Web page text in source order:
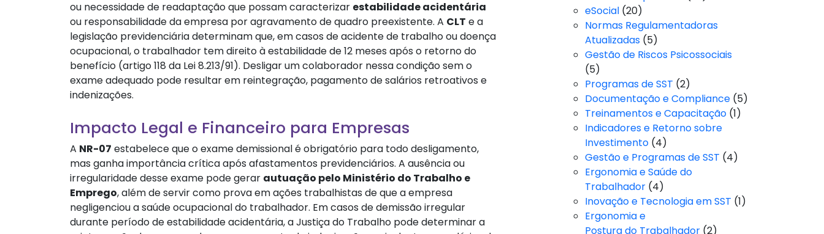
ou necessidade de readaptação que possam caracterizar estabilidade acidentária
ou responsabilidade da empresa por agravamento de quadro preexistente. A CLT e a
legislação previdenciária determinam que, em casos de acidente de trabalho ou doença
ocupacional, o trabalhador tem direito à estabilidade de 12 meses após o retorno do
benefício (artigo 118 da Lei 8.213/91). Desligar um colaborador nessa condição sem o
exame adequado pode resultar em reintegração, pagamento de salários retroativos e
indenizações.
Impacto Legal e Financeiro para Empresas
A NR-07 estabelece que o exame demissional é obrigatório para todo desligamento,
mas ganha importância crítica após afastamentos previdenciários. A ausência ou
irregularidade desse exame pode gerar autuação pelo Ministério do Trabalho e
Emprego, além de servir como prova em ações trabalhistas de que a empresa
negligenciou a saúde ocupacional do trabalhador. Em casos de demissão irregular
durante período de estabilidade acidentária, a Justiça do Trabalho pode determinar a
eSocial (20)
Normas Regulamentadoras
Atualizadas (5)
Gestão de Riscos Psicossociais
(5)
Programas de SST (2)
Documentação e Compliance (5)
Treinamentos e Capacitação (1)
Indicadores e Retorno sobre
Investimento (4)
Gestão e Programas de SST (4)
Ergonomia e Saúde do
Trabalhador (4)
Inovação e Tecnologia em SST (1)
Ergonomia e
Postura do Trabalhador (2)